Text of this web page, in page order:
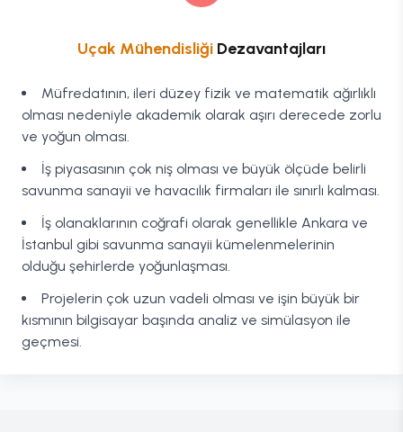
Uçak Mühendisliği Dezavantajları
Müfredatının, ileri düzey fizik ve matematik ağırlıklı
olması nedeniyle akademik olarak aşırı derecede zorlu
ve yoğun olması.
İş piyasasının çok niş olması ve büyük ölçüde belirli
savunma sanayii ve havacılık firmaları ile sınırlı kalması.
İş olanaklarının coğrafi olarak genellikle Ankara ve
İstanbul gibi savunma sanayii kümelenmelerinin
olduğu şehirlerde yoğunlaşması.
Projelerin çok uzun vadeli olması ve işin büyük bir
kısmının bilgisayar başında analiz ve simülasyon ile
geçmesi.